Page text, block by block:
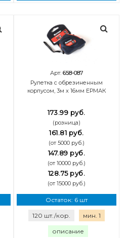
Арт: 658-087
Рулетка с обрезиненным
корпусом, 3м х 16мм ЕРМАК
173.99 руб.
(розница)
161.81 руб.
(от 5000 руб.)
147.89 руб.
(от 10000 руб.)
128.75 руб.
(от 15000 руб.)
Остаток: 6 шт
120 шт./кор. мин. 1
описание